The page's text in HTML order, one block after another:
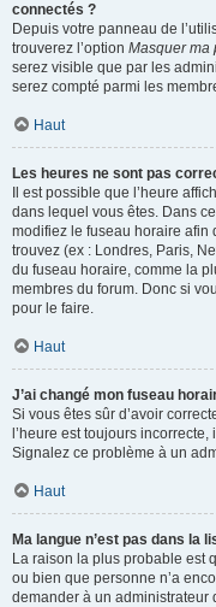
connectés ?
Depuis votre panneau de
trouverez l’option Masquer ma
serez visible que par les
serez compté parmi les
Haut
Les heures ne sont pas
Il est possible que l’heure
dans lequel vous êtes. Dans
modifiez le fuseau horaire afin
trouvez (ex : Londres, Paris,
du fuseau horaire, comme la
membres du forum. Donc si
pour le faire.
Haut
J’ai changé mon fuseau
Si vous êtes sûr d’avoir
l’heure est toujours
Signalez ce problème à un
Haut
Ma langue n’est pas dans la
La raison la plus probable est
ou bien que personne n’a
demander à un administrateur